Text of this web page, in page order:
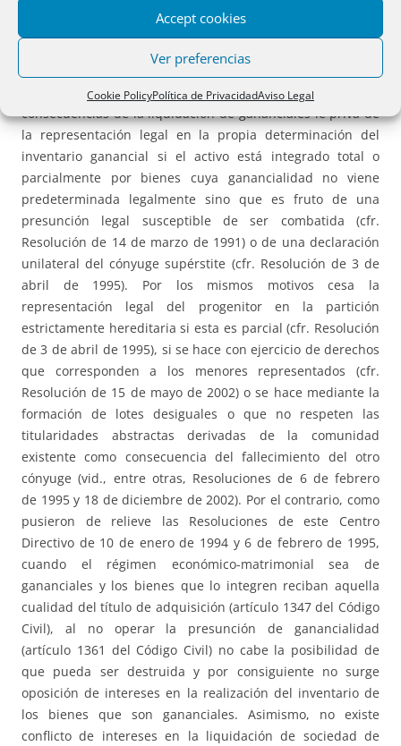
Accept cookies
Ver preferencias
Cookie PolicyPolítica de PrivacidadAviso Legal
nombre y en representación de un hijo no emancipado
existe, por definición, oposición de intereses, sino que
habrá que examinar las circunstancias concretas de cada
caso. El interés directo que tiene el cónyuge viudo en las
consecuencias de la liquidación de gananciales le priva de
la representación legal en la propia determinación del
inventario ganancial si el activo está integrado total o
parcialmente por bienes cuya ganancialidad no viene
predeterminada legalmente sino que es fruto de una
presunción legal susceptible de ser combatida (cfr.
Resolución de 14 de marzo de 1991) o de una declaración
unilateral del cónyuge supérstite (cfr. Resolución de 3 de
abril de 1995). Por los mismos motivos cesa la
representación legal del progenitor en la partición
estrictamente hereditaria si esta es parcial (cfr. Resolución
de 3 de abril de 1995), si se hace con ejercicio de derechos
que corresponden a los menores representados (cfr.
Resolución de 15 de mayo de 2002) o se hace mediante la
formación de lotes desiguales o que no respeten las
titularidades abstractas derivadas de la comunidad
existente como consecuencia del fallecimiento del otro
cónyuge (vid., entre otras, Resoluciones de 6 de febrero
de 1995 y 18 de diciembre de 2002). Por el contrario, como
pusieron de relieve las Resoluciones de este Centro
Directivo de 10 de enero de 1994 y 6 de febrero de 1995,
cuando el régimen económico-matrimonial sea de
gananciales y los bienes que lo integren reciban aquella
cualidad del título de adquisición (artículo 1347 del Código
Civil), al no operar la presunción de ganancialidad
(artículo 1361 del Código Civil) no cabe la posibilidad de
que pueda ser destruida y por consiguiente no surge
oposición de intereses en la realización del inventario de
los bienes que son gananciales. Asimismo, no existe
conflicto de intereses en la liquidación de sociedad de